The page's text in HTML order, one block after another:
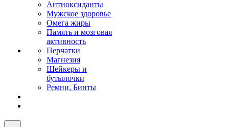
Антиоксиданты
Мужское здоровье
Омега жиры
Память и мозговая
активность
Перчатки
Магнезия
Шейкеры и
бутылочки
Ремни, Бинты